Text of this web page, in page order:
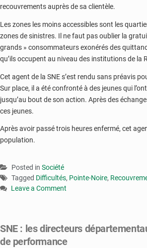
recouvrements auprès de sa clientèle.
Les zones les moins accessibles sont les
zones de sinistres. Il ne faut pas oublier la
grands » consommateurs exonérés des
qu’ils occupent au niveau des institutions de la
Cet agent de la SNE s’est rendu sans préavis
Sur place, il a été confronté à des jeunes qui
jusqu’au bout de son action. Après des
ces jeunes.
Après avoir passé trois heures enfermé, cet
population.
Posted in Société
Tagged Difficultés, Pointe-Noire,
Leave a Comment
:
la
SNE : les directeurs
de performance